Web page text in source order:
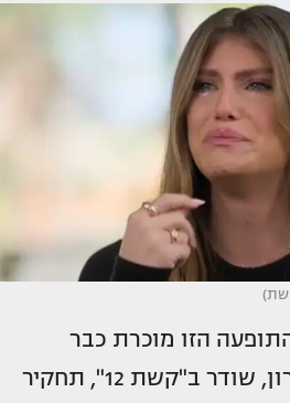
הזו מוכרת כבר
בביצה. ביום שני האחרון, שודר ב"קשת 12", תחקיר